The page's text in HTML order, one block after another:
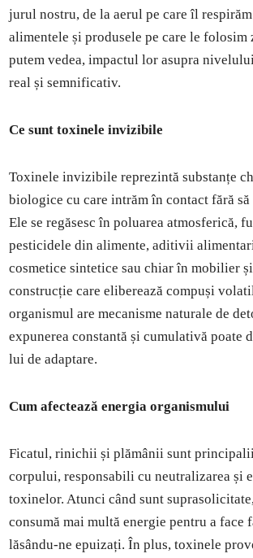
jurul nostru, de la aerul pe care îl
alimentele și produsele pe care le
putem vedea, impactul lor asupra
real și semnificativ.
Ce sunt toxinele invizibile
Toxinele invizibile reprezintă substanțe
biologice cu care intrăm în contact fără să
Ele se regăsesc în poluarea atmosferică,
pesticidele din alimente, aditivii
cosmetice sintetice sau chiar în mobilier
construcție care eliberează compuși
organismul are mecanisme naturale de
expunerea constantă și cumulativă poate
lui de adaptare.
Cum afectează energia organismului
Ficatul, rinichii și plămânii sunt
corpului, responsabili cu neutralizarea și
toxinelor. Atunci când sunt
consumă mai multă energie pentru a face
lăsându-ne epuizați. În plus, toxinele